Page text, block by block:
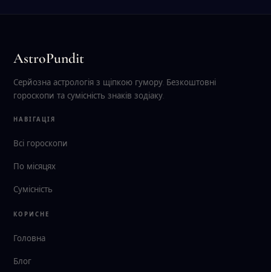
AstroPundit
Серйозна астрологія з щіпкою гумору. Безкоштовні
гороскопи та сумісність знаків зодіаку.
НАВІГАЦІЯ
Всі гороскопи
По місяцях
Сумісність
КОРИСНЕ
Головна
Блог